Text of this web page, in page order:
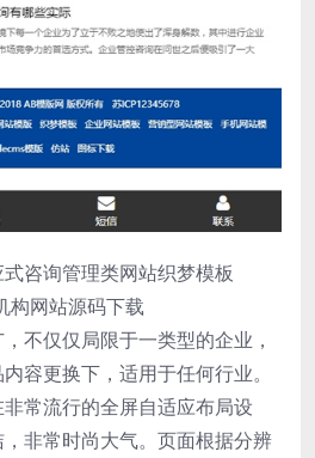
式咨询管理类网站织梦模板
构网站源码下载
不仅仅局限于一类型的企业，
容更换下，适用于任何行业。
常流行的全屏自适应布局设
非常时尚大气。页面根据分辨